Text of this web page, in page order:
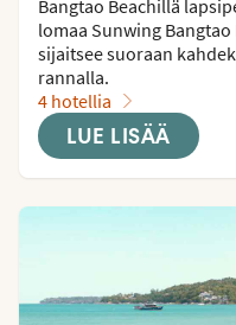
Bangtao Beachillä
lomaa Sunwing
sijaitsee suoraan
rannalla.
4 hotellia
LUE LISÄÄ